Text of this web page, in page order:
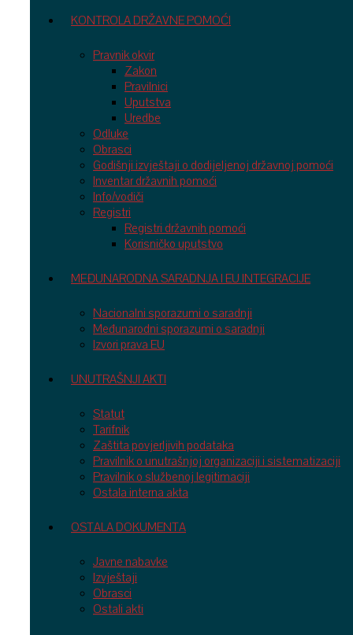
KONTROLA DRŽAVNE POMOĆI
Pravnik okvir
Zakon
Pravilnici
Uputstva
Uredbe
Odluke
Obrasci
Godišnji izvještaji o dodijeljenoj državnoj pomoći
Inventar državnih pomoći
Info/vodiči
Registri
Registri državnih pomoći
Korisničko uputstvo
MEĐUNARODNA SARADNJA I EU INTEGRACIJE
Nacionalni sporazumi o saradnji
Međunarodni sporazumi o saradnji
Izvori prava EU
UNUTRAŠNJI AKTI
Statut
Tarifnik
Zaštita povjerljivih podataka
Pravilnik o unutrašnjoj organizaciji i sistematizaciji
Pravilnik o službenoj legitimaciji
Ostala interna akta
OSTALA DOKUMENTA
Javne nabavke
Izvještaji
Obrasci
Ostali akti